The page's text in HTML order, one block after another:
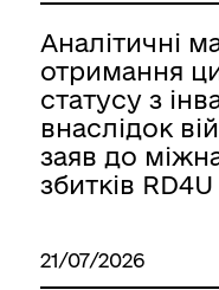
Аналітичні
отримання
статусу з
внаслідок
заяв до
збитків RD4U
21/07/2026